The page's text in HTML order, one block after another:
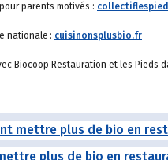
parents motivés :
nationale : cuisinonsplusbio.fr
Biocoop Restauration et les Pieds
plus de bio en